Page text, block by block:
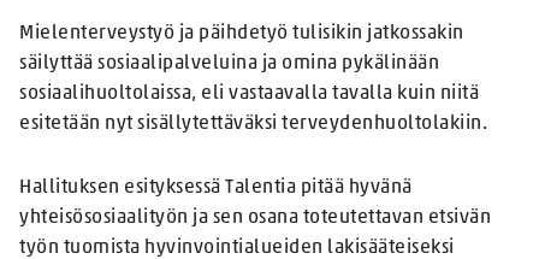
Mielenterveystyö ja päihdetyö tulisikin jatkossakin
säilyttää sosiaalipalveluina ja omina pykälinään
sosiaalihuoltolaissa, eli vastaavalla tavalla kuin niitä
esitetään nyt sisällytettäväksi terveydenhuoltolakiin.
Hallituksen esityksessä Talentia pitää hyvänä
yhteisösosiaalityön ja sen osana toteutettavan etsivän
työn tuomista hyvinvointialueiden lakisääteiseksi